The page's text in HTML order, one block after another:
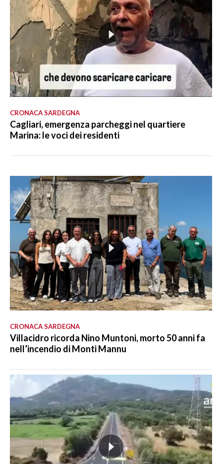
CRONACA SARDEGNA
Cagliari, emergenza parcheggi nel quartiere
Marina: le voci dei residenti
CRONACA SARDEGNA
Villacidro ricorda Nino Muntoni, morto 50 anni fa
nell’incendio di Monti Mannu